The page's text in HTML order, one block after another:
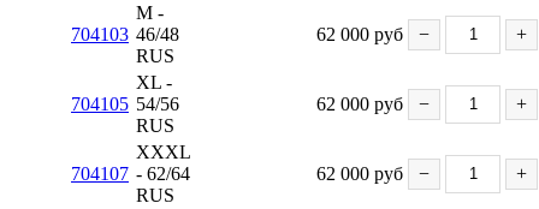
704103
M -
46/48
RUS
62 000 руб − +
704105
XL -
54/56
RUS
62 000 руб − +
704107
XXXL
- 62/64
RUS
62 000 руб − +